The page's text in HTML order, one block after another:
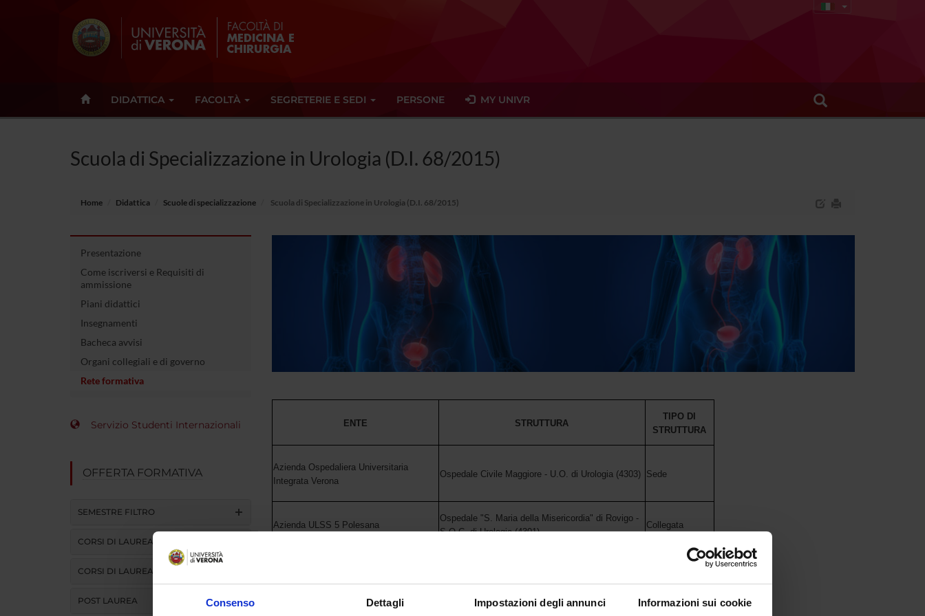
Consenso Dettagli Impostazioni degli annunci Informazioni sui cookie
DIDATTICA FACOLTÀ SEGRETERIE E SEDI PERSONE MY UNIVR
Scuola di Specializzazione in Urologia (D.I. 68/2015)
Home Didattica Scuole di specializzazione Scuola di Specializzazione in Urologia (D.I. 68/2015)
Presentazione
Come iscriversi e Requisiti di
ammissione
Piani didattici
Insegnamenti
Bacheca avvisi
Organi collegiali e di governo
Rete formativa
Servizio Studenti Internazionali
OFFERTA FORMATIVA
SEMESTRE FILTRO
CORSI DI LAUREA
CORSI DI LAUREA MAGISTRALE
POST LAUREA
ENTE STRUTTURA
TIPO DI
STRUTTURA
Azienda Ospedaliera Universitaria
Integrata Verona
Ospedale Civile Maggiore - U.O. di Urologia (4303) Sede
Azienda ULSS 5 Polesana
Ospedale "S. Maria della Misericordia" di Rovigo -
S.O.C. di Urologia (4301)
Collegata